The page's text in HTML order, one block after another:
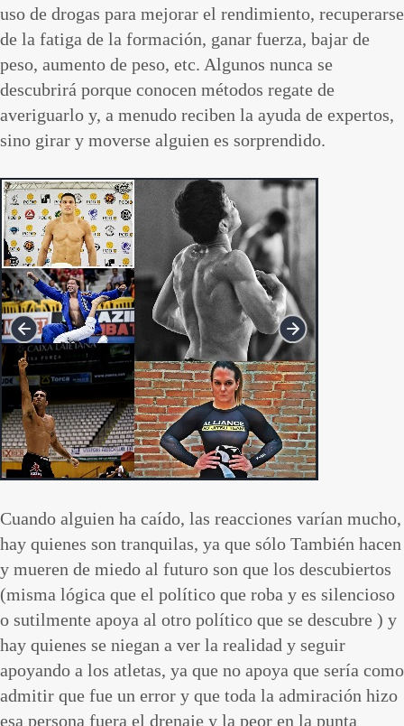
uso de drogas para mejorar el rendimiento, recuperarse
de la fatiga de la formación, ganar fuerza, bajar de
peso, aumento de peso, etc. Algunos nunca se
descubrirá porque conocen métodos regate de
averiguarlo y, a menudo reciben la ayuda de expertos,
sino girar y moverse alguien es sorprendido.
Cuando alguien ha caído, las reacciones varían mucho,
hay quienes son tranquilas, ya que sólo También hacen
y mueren de miedo al futuro son que los descubiertos
(misma lógica que el político que roba y es silencioso
o sutilmente apoya al otro político que se descubre ) y
hay quienes se niegan a ver la realidad y seguir
apoyando a los atletas, ya que no apoya que sería como
admitir que fue un error y que toda la admiración hizo
esa persona fuera el drenaje y la peor en la punta